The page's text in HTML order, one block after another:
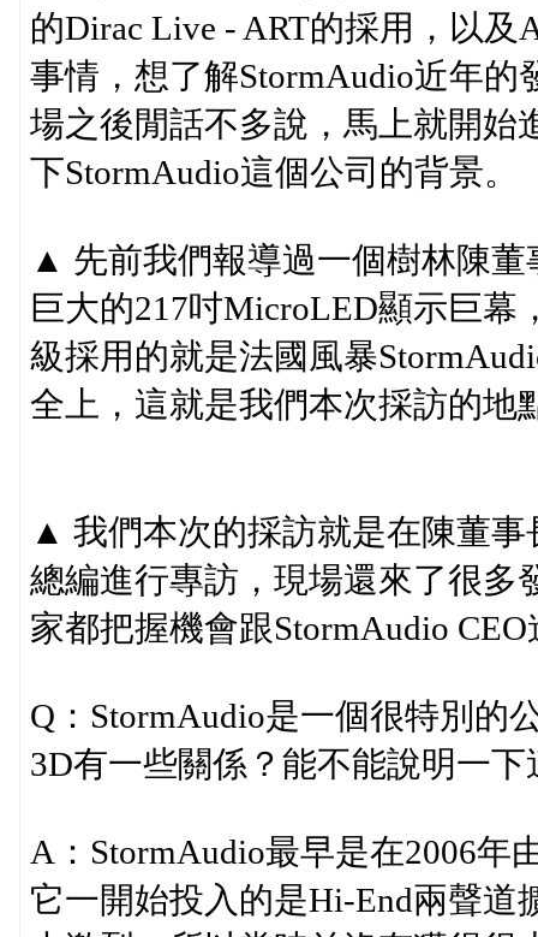
的Dirac Live - ART的採用，以
事情，想了解StormAudio近年
場之後閒話不多說，馬上就開始
下StormAudio這個公司的背景。
▲ 先前我們報導過一個樹林陳
巨大的217吋MicroLED顯示巨
級採用的就是法國風暴
全上，這就是我們本次採訪的地
▲ 我們本次的採訪就是在陳董
總編進行專訪，現場還來了很多
家都把握機會跟StormAudio
Q：StormAudio是一個很特別的
3D有一些關係？能不能說明一下
A：StormAudio最早是在2006年
它一開始投入的是Hi-End兩聲道